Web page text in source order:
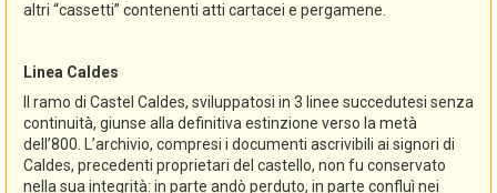
altri “cassetti” contenenti atti cartacei e pergamene.
Linea Caldes
Il ramo di Castel Caldes, sviluppatosi in 3 linee succedutesi senza
continuità, giunse alla definitiva estinzione verso la metà
dell’800. L’archivio, compresi i documenti ascrivibili ai signori di
Caldes, precedenti proprietari del castello, non fu conservato
nella sua integrità: in parte andò perduto, in parte confluì nei